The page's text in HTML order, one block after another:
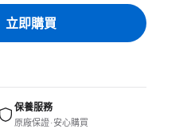
立即購買
保養服務
原廠保證 · 安心購買